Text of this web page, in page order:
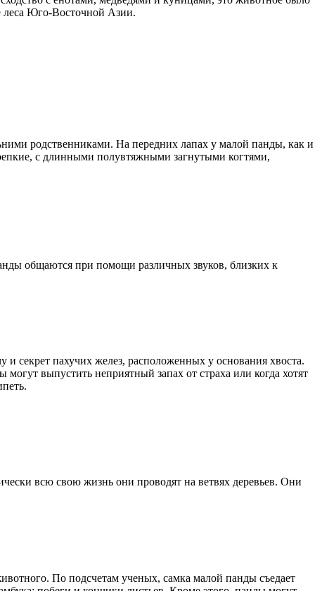
леса Юго-Восточной Азии.
родственниками. На передних лапах у малой панды, как и
с длинными полувтяжными загнутыми когтями,
общаются при помощи различных звуков, близких к
пахучих желез, расположенных у основания хвоста.
выпустить неприятный запах от страха или когда хотят
всю свою жизнь они проводят на ветвях деревьев. Они
По подсчетам ученых, самка малой панды съедает